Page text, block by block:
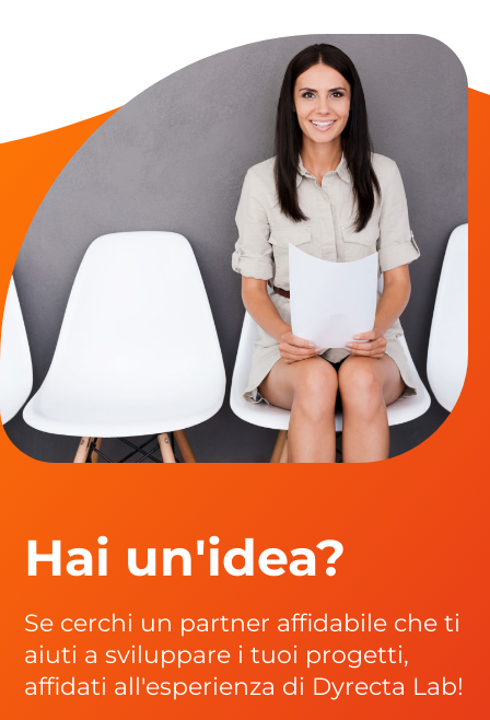
Hai un'idea?
Se cerchi un partner affidabile che ti
aiuti a sviluppare i tuoi progetti,
affidati all'esperienza di Dyrecta Lab!